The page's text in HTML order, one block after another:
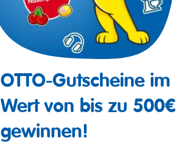
OTTO-Gutscheine im
Wert von bis zu 500€
gewinnen!